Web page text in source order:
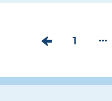
V
r
P
g
1 ...